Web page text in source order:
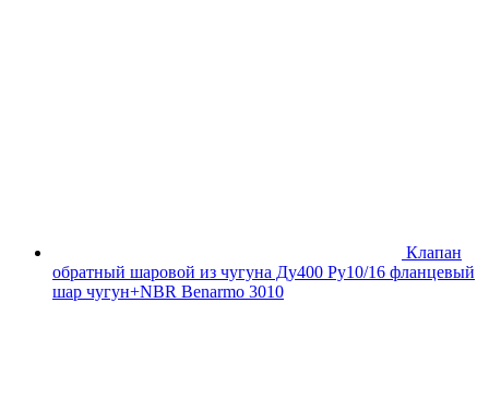
Клапан
обратный шаровой из чугуна Ду400 Ру10/16 фланцевый
шар чугун+NBR Benarmo 3010